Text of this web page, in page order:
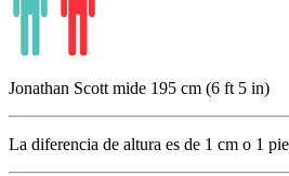
Jonathan Scott mide 195 cm (6 ft 5 in)
La diferencia de altura es de 1 cm o 1